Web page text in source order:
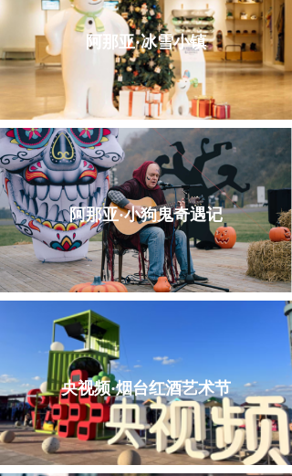
阿那亚·冰雪小镇
阿那亚·小狗鬼奇遇记
央视频·烟台红酒艺术节